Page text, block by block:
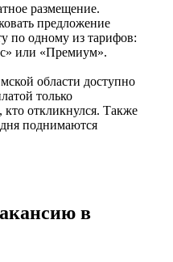
размещение.
предложение
по одному из тарифов:
или «Премиум».
области доступно
только
кто откликнулся. Также
поднимаются
в